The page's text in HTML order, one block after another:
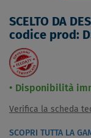
SCELTO DA
codice prod:
Disponibilità
Verifica la scheda
SCOPRI TUTTA LA